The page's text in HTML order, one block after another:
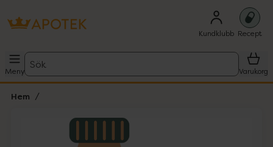
Kundklubb Recept
Meny
Sök
Varukorg
Hem
Lista: . Innehåller 1 objekt.